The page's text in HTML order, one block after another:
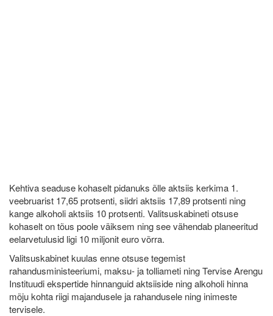
Kehtiva seaduse kohaselt pidanuks õlle aktsiis kerkima 1.
veebruarist 17,65 protsenti, siidri aktsiis 17,89 protsenti ning
kange alkoholi aktsiis 10 protsenti. Valitsuskabineti otsuse
kohaselt on tõus poole väiksem ning see vähendab planeeritud
eelarvetulusid ligi 10 miljonit euro võrra.
Valitsuskabinet kuulas enne otsuse tegemist
rahandusministeeriumi, maksu- ja tolliameti ning Tervise Arengu
Instituudi ekspertide hinnanguid aktsiiside ning alkoholi hinna
mõju kohta riigi majandusele ja rahandusele ning inimeste
tervisele.